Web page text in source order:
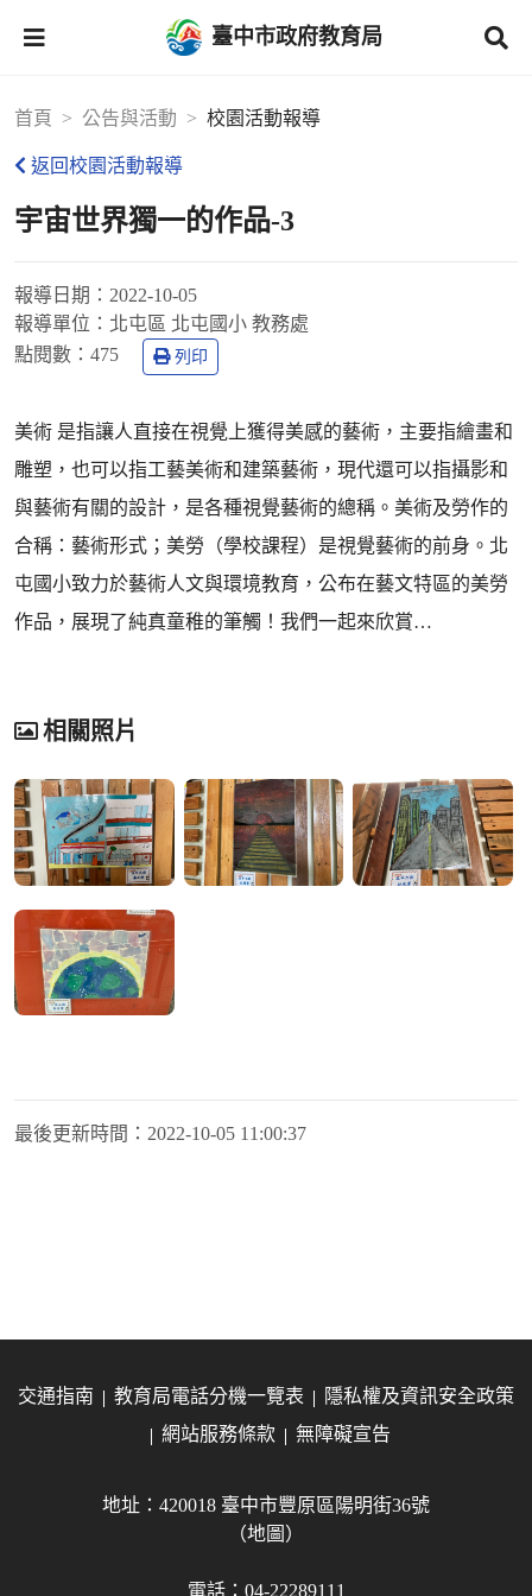
臺中市政府教育局
首頁 公告與活動 校園活動報導
返回校園活動報導
宇宙世界獨一的作品-3
報導日期： 2022-10-05
報導單位： 北屯區 北屯國小 教務處
點閱數： 475 列印
美術 是指讓人直接在視覺上獲得美感的藝術，主要指繪畫和
雕塑，也可以指工藝美術和建築藝術，現代還可以指攝影和
與藝術有關的設計，是各種視覺藝術的總稱。美術及勞作的
合稱：藝術形式；美勞（學校課程）是視覺藝術的前身。北
屯國小致力於藝術人文與環境教育，公布在藝文特區的美勞
作品，展現了純真童稚的筆觸！我們一起來欣賞…
相關照片
最後更新時間： 2022-10-05 11:00:37
交通指南 教育局電話分機一覽表
隱私權及資訊安全政策
網站服務條款
無障礙宣告
地址：420018 臺中市豐原區陽明街36號
（地圖）
電話：04-22289111